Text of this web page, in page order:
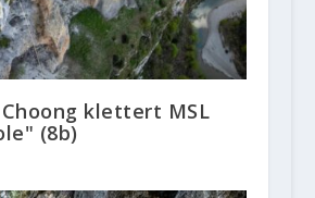
klettert MSL
(8b)